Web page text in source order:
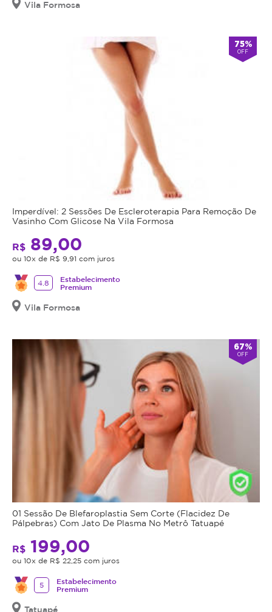
Vila Formosa
75%
OFF
Imperdível: 2 Sessões De Escleroterapia Para Remoção De
Vasinho Com Glicose Na Vila Formosa
R$ 89,00
ou 10x de R$ 9,91 com juros
4.8
Estabelecimento
Premium
Vila Formosa
67%
OFF
01 Sessão De Blefaroplastia Sem Corte (Flacidez De
Pálpebras) Com Jato De Plasma No Metrô Tatuapé
R$ 199,00
ou 10x de R$ 22,25 com juros
5
Estabelecimento
Premium
Tatuapé